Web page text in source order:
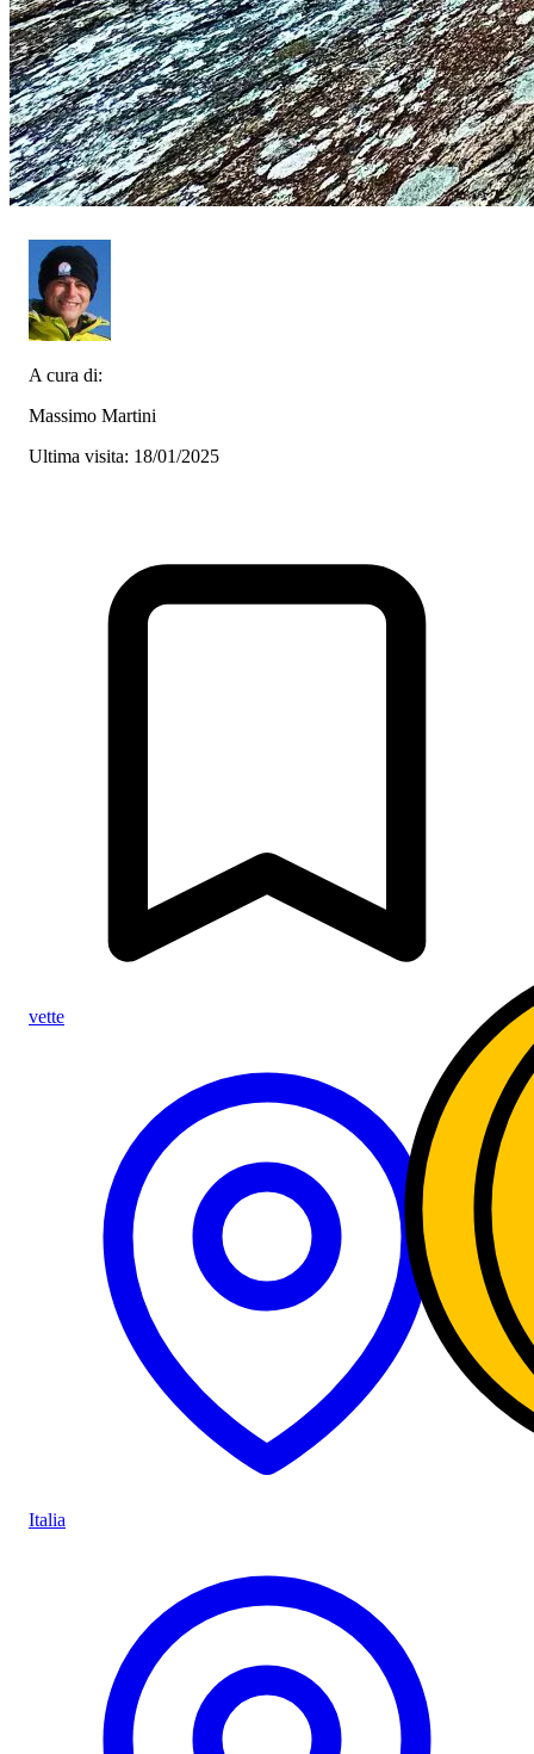
A cura di:
Massimo Martini
Ultima visita: 18/01/2025
vette
Italia